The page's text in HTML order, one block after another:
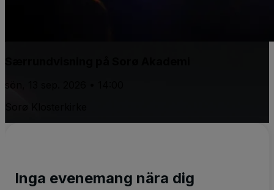
sön, 13 sep. 2026 • 14:00
Inga evenemang nära dig